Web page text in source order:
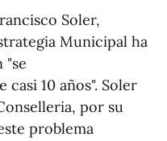
Soler,
Municipal ha
"se
casi 10 años". Soler
por su
problema